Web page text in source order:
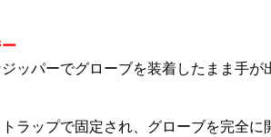
ッパーでグローブを装着したまま手が
ラップで固定され、グローブを完全